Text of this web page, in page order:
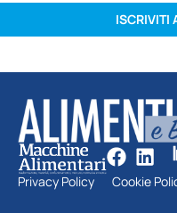
ISCRIVITI
Privacy Policy Cookie